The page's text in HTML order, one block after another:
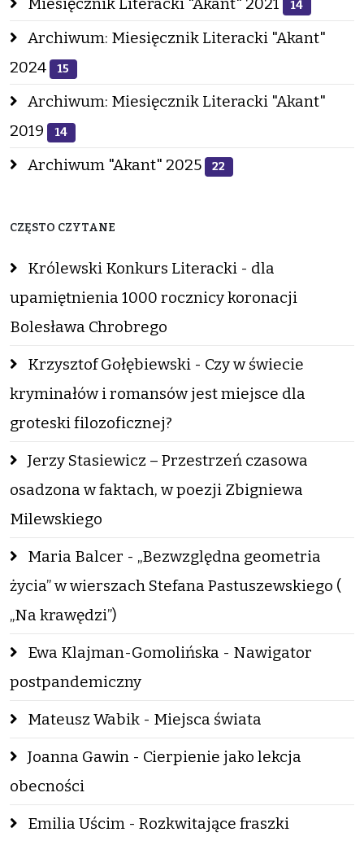
14
Archiwum: Miesięcznik Literacki "Akant"
2024
15
Archiwum: Miesięcznik Literacki "Akant"
2019
14
Archiwum "Akant" 2025 22
CZĘSTO CZYTANE
Królewski Konkurs Literacki - dla
upamiętnienia 1000 rocznicy koronacji
Bolesława Chrobrego
Krzysztof Gołębiewski - Czy w świecie
kryminałów i romansów jest miejsce dla
groteski filozoficznej?
Jerzy Stasiewicz – Przestrzeń czasowa
osadzona w faktach, w poezji Zbigniewa
Milewskiego
Maria Balcer - „Bezwzględna geometria
życia” w wierszach Stefana Pastuszewskiego (
„Na krawędzi”)
Ewa Klajman-Gomolińska - Nawigator
postpandemiczny
Mateusz Wabik - Miejsca świata
Joanna Gawin - Cierpienie jako lekcja
obecności
Emilia Uścim - Rozkwitające fraszki